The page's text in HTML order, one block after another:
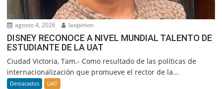
agosto 4, 2026 laopinion
DISNEY RECONOCE A NIVEL MUNDIAL TALENTO DE
ESTUDIANTE DE LA UAT
Ciudad Victoria, Tam.- Como resultado de las políticas de
internacionalización que promueve el rector de la...
Destacados UAT